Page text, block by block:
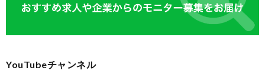
YouTubeチャンネル